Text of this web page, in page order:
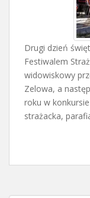
Drugi dzień
Festiwalem
widowiskowy
Zelowa, a
roku w
strażacka,